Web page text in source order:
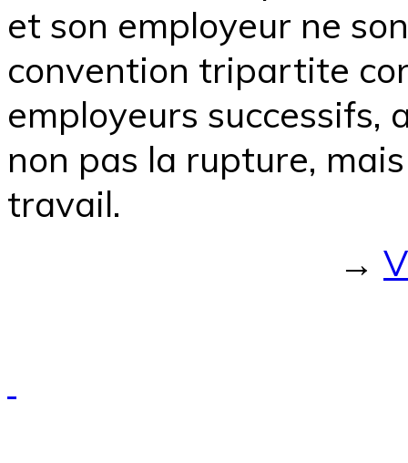
et son employeur ne
convention tripartite
employeurs successifs,
non pas la rupture,
travail.
→